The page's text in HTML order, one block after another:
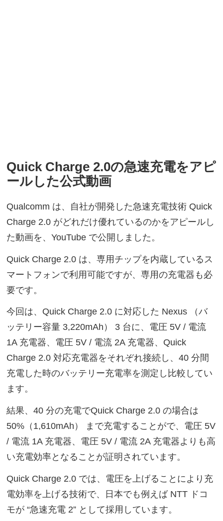
Quick Charge 2.0の急速充電をアピ
ールした公式動画
Qualcomm は、自社が開発した急速充電技術 Quick
Charge 2.0 がどれだけ優れているのかをアピールし
た動画を、YouTube で公開しました。
Quick Charge 2.0 は、専用チップを内蔵しているス
マートフォンで利用可能ですが、専用の充電器も必
要です。
今回は、Quick Charge 2.0 に対応した Nexus （バ
ッテリー容量 3,220mAh） 3 台に、電圧 5V / 電流
1A 充電器、電圧 5V / 電流 2A 充電器、Quick
Charge 2.0 対応充電器をそれぞれ接続し、40 分間
充電した時のバッテリー充電率を測定し比較してい
ます。
結果、40 分の充電でQuick Charge 2.0 の場合は
50%（1,610mAh） まで充電することがで、電圧 5V
/ 電流 1A 充電器、電圧 5V / 電流 2A 充電器よりも高
い充電効率となることが証明されています。
Quick Charge 2.0 では、電圧を上げることにより充
電効率を上げる技術で、日本でも例えば NTT ドコ
モが “急速充電 2” として採用しています。